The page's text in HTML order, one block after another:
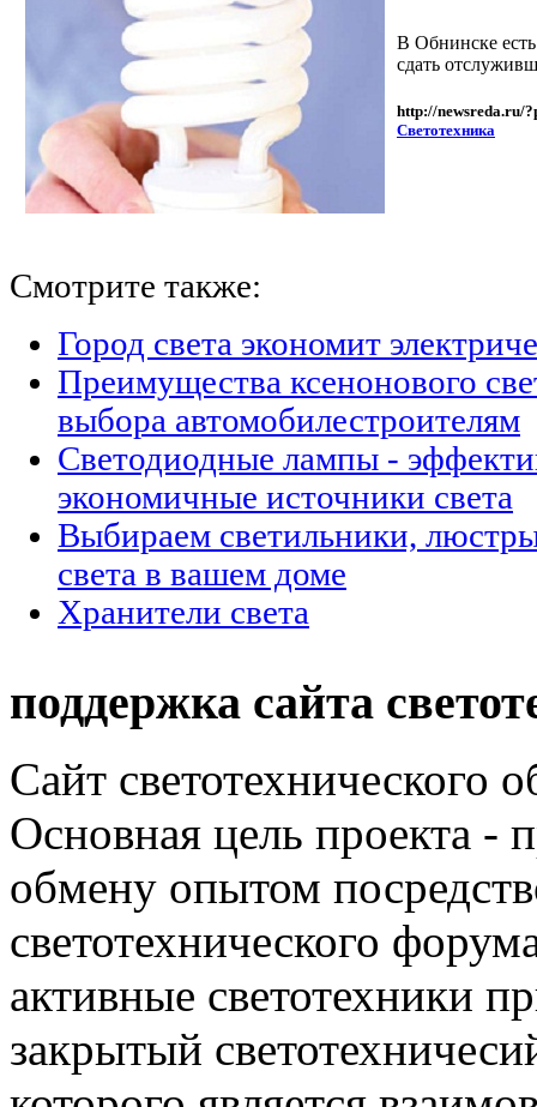
В Обнинске
сдать
http://newsreda.ru/
Светотехника
Смотрите также:
Город света экономит
Преимущества ксенонового
выбора автомобилестроителям
Светодиодные лампы -
экономичные источники света
Выбираем светильники,
света в вашем доме
Хранители света
поддержка сайта
Сайт светотехнического
Основная цель проекта -
обмену опытом
светотехнического
активные светотехники
закрытый